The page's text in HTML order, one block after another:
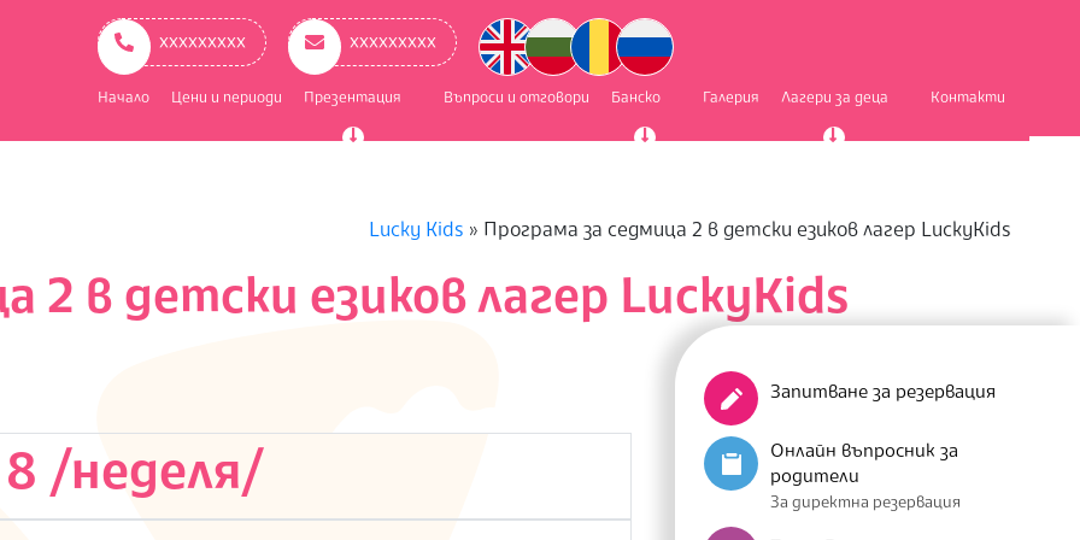
ххххххххх ххххххххх
Начало Цени и периоди Презентация Въпроси и отговори Банско Галерия Лагери за деца Контакти
Lucky Kids » Програма за седмица 2 в детски езиков лагер LuckyKids
2 в детски езиков лагер LuckyKids
/неделя/
Запитване за резервация
Онлайн въпросник за
родители
За директна резервация